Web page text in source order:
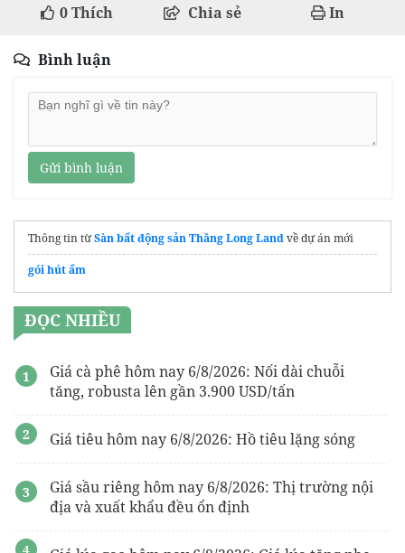
0Thích Chia sẻ In
Bình luận
Gửi bình luận
Thông tin từSàn bất động sản Thăng Long Landvề dự án mới
gói hút ẩm
ĐỌC NHIỀU
Giá cà phê hôm nay 6/8/2026: Nối dài chuỗi
tăng, robusta lên gần 3.900 USD/tấn
Giá tiêu hôm nay 6/8/2026: Hồ tiêu lặng sóng
Giá sầu riêng hôm nay 6/8/2026: Thị trường nội
địa và xuất khẩu đều ổn định